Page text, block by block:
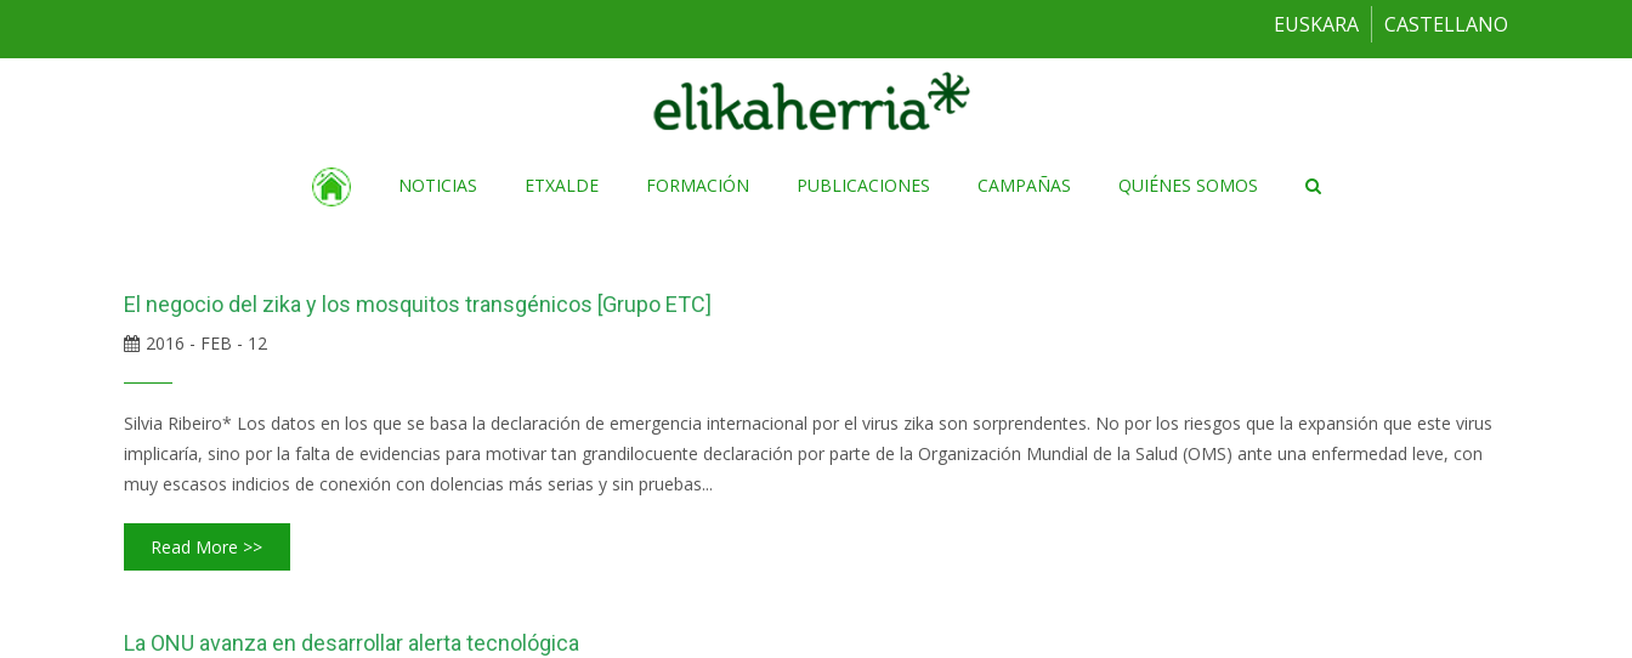
EUSKARA CASTELLANO
NOTICIAS ETXALDE FORMACIÓN PUBLICACIONES CAMPAÑAS QUIÉNES SOMOS
El negocio del zika y los mosquitos transgénicos [Grupo ETC]
2016 - FEB - 12
Silvia Ribeiro* Los datos en los que se basa la declaración de emergencia internacional por el virus zika son sorprendentes. No por los riesgos que la expansión que este virus
implicaría, sino por la falta de evidencias para motivar tan grandilocuente declaración por parte de la Organización Mundial de la Salud (OMS) ante una enfermedad leve, con
muy escasos indicios de conexión con dolencias más serias y sin pruebas...
Read More >>
La ONU avanza en desarrollar alerta tecnológica